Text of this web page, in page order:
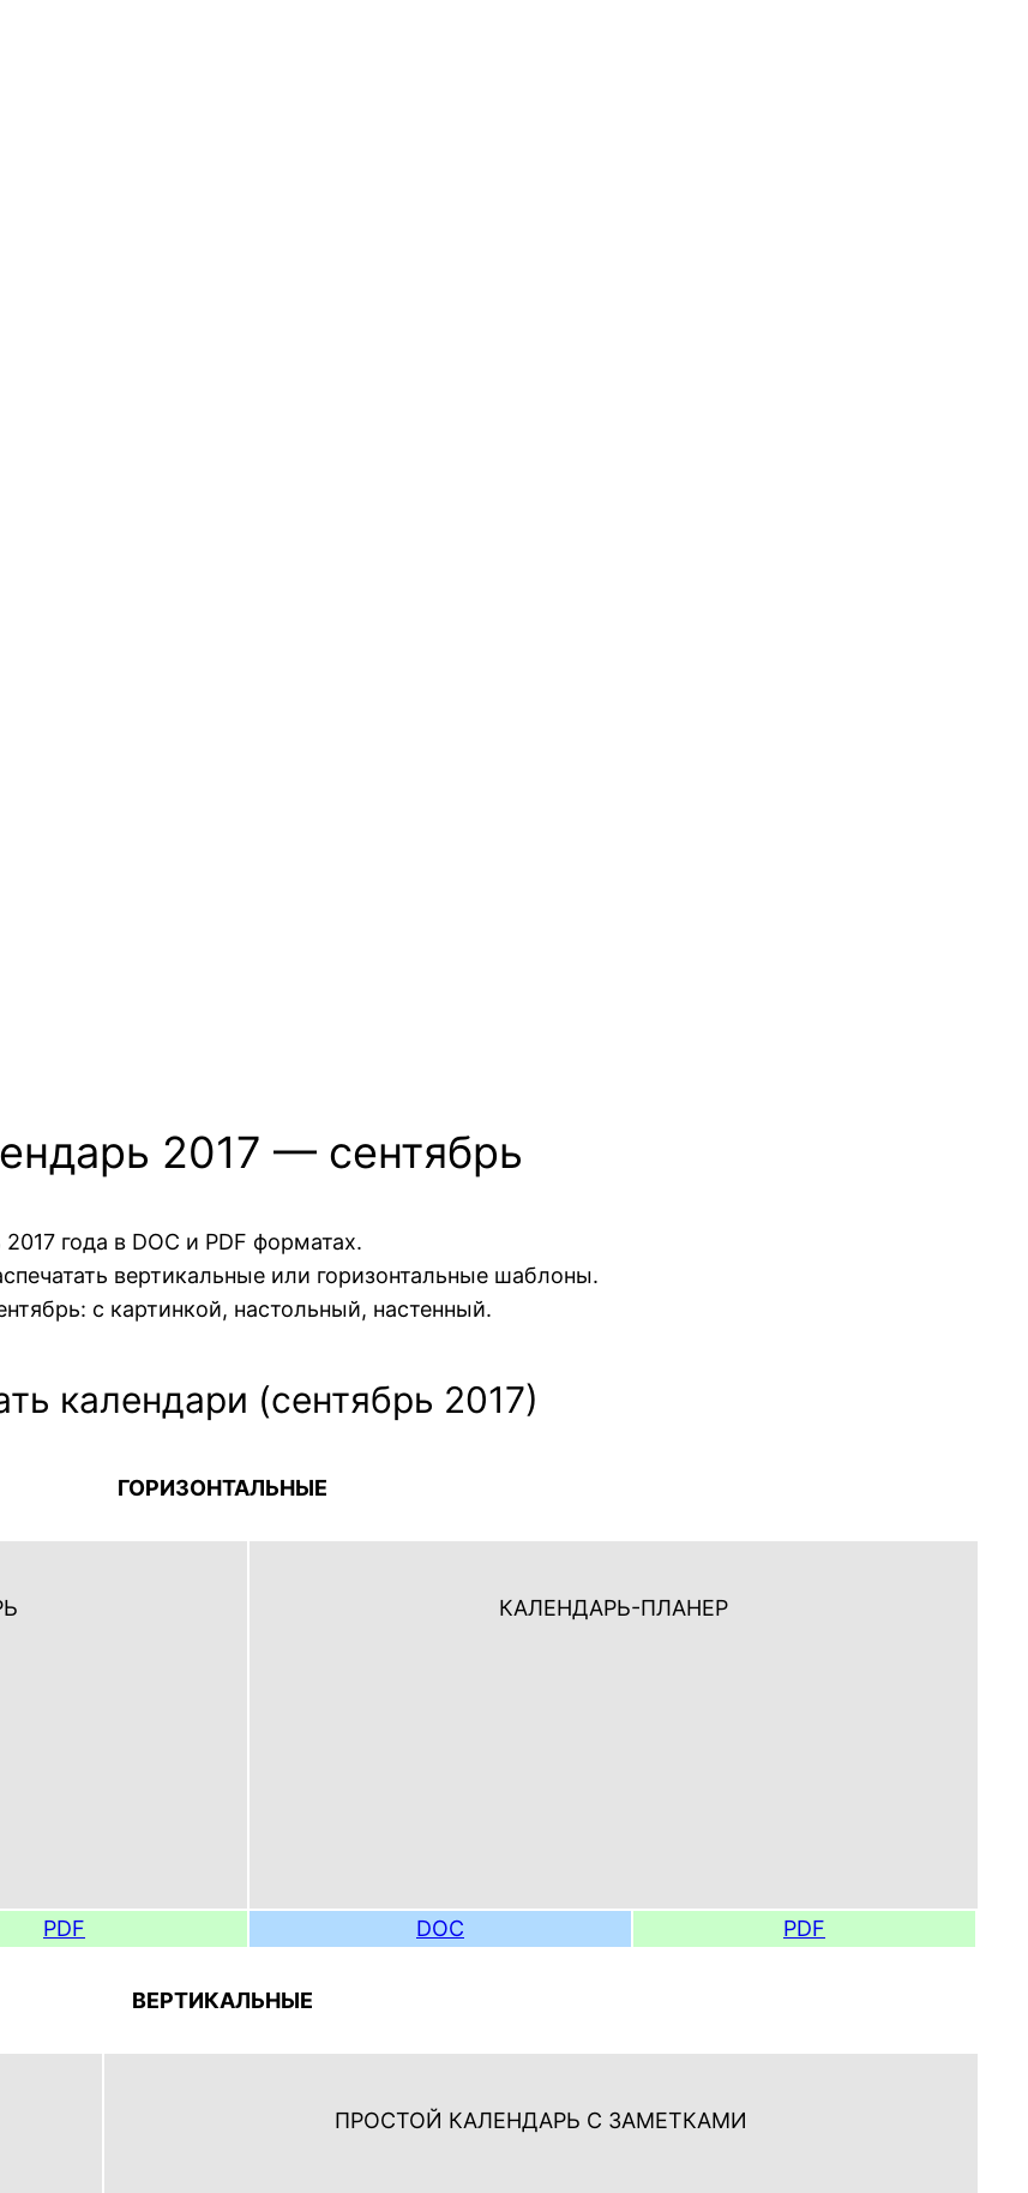
2017 — сентябрь
года в DOC и PDF форматах.
вертикальные или горизонтальные шаблоны.
с картинкой, настольный, настенный.
календари (сентябрь 2017)
ГОРИЗОНТАЛЬНЫЕ
КАЛЕНДАРЬ-ПЛАНЕР
PDF DOC PDF
ВЕРТИКАЛЬНЫЕ
ПРОСТОЙ КАЛЕНДАРЬ С ЗАМЕТКАМИ